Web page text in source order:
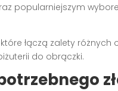
popularniejszym
które łączą zalety różnych
do obrączki.